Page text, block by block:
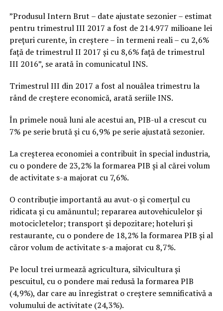
”Produsul Intern Brut – date ajustate sezonier – estimat
pentru trimestrul III 2017 a fost de 214.977 milioane lei
preţuri curente, în creştere – în termeni reali – cu 2,6%
faţă de trimestrul II 2017 şi cu 8,6% faţă de trimestrul
III 2016”, se arată în comunicatul INS.
Trimestrul III din 2017 a fost al nouălea trimestru la
rând de creştere economică, arată seriile INS.
În primele nouă luni ale acestui an, PIB-ul a crescut cu
7% pe serie brută şi cu 6,9% pe serie ajustată sezonier.
La creşterea economiei a contribuit în special industria,
cu o pondere de 23,2% la formarea PIB şi al cărei volum
de activitate s-a majorat cu 7,6%.
O contribuţie importantă au avut-o şi comerţul cu
ridicata şi cu amănuntul; repararea autovehiculelor şi
motocicletelor; transport şi depozitare; hoteluri şi
restaurante, cu o pondere de 18,2% la formarea PIB şi al
căror volum de activitate s-a majorat cu 8,7%.
Pe locul trei urmează agricultura, silvicultura şi
pescuitul, cu o pondere mai redusă la formarea PIB
(4,9%), dar care au înregistrat o creştere semnificativă a
volumului de activitate (24,3%).